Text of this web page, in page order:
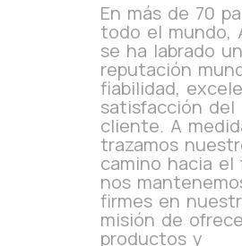
En más de 70
todo el mundo,
se ha labrado
reputación
fiabilidad,
satisfacción del
cliente. A
trazamos
camino hacia el
nos
firmes en
misión de
productos y